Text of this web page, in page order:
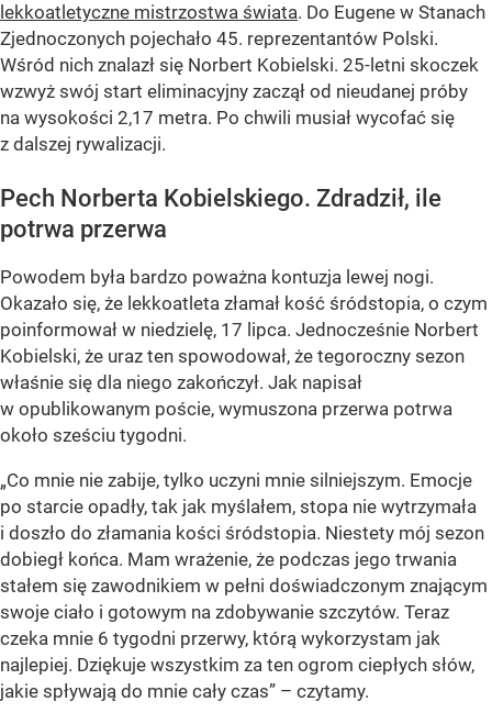
lekkoatletyczne mistrzostwa świata. Do Eugene w Stanach
Zjednoczonych pojechało 45. reprezentantów Polski.
Wśród nich znalazł się Norbert Kobielski. 25-letni skoczek
wzwyż swój start eliminacyjny zaczął od nieudanej próby
na wysokości 2,17 metra. Po chwili musiał wycofać się
z dalszej rywalizacji.
Pech Norberta Kobielskiego. Zdradził, ile
potrwa przerwa
Powodem była bardzo poważna kontuzja lewej nogi.
Okazało się, że lekkoatleta złamał kość śródstopia, o czym
poinformował w niedzielę, 17 lipca. Jednocześnie Norbert
Kobielski, że uraz ten spowodował, że tegoroczny sezon
właśnie się dla niego zakończył. Jak napisał
w opublikowanym poście, wymuszona przerwa potrwa
około sześciu tygodni.
„Co mnie nie zabije, tylko uczyni mnie silniejszym. Emocje
po starcie opadły, tak jak myślałem, stopa nie wytrzymała
i doszło do złamania kości śródstopia. Niestety mój sezon
dobiegł końca. Mam wrażenie, że podczas jego trwania
stałem się zawodnikiem w pełni doświadczonym znającym
swoje ciało i gotowym na zdobywanie szczytów. Teraz
czeka mnie 6 tygodni przerwy, którą wykorzystam jak
najlepiej. Dziękuje wszystkim za ten ogrom ciepłych słów,
jakie spływają do mnie cały czas” – czytamy.